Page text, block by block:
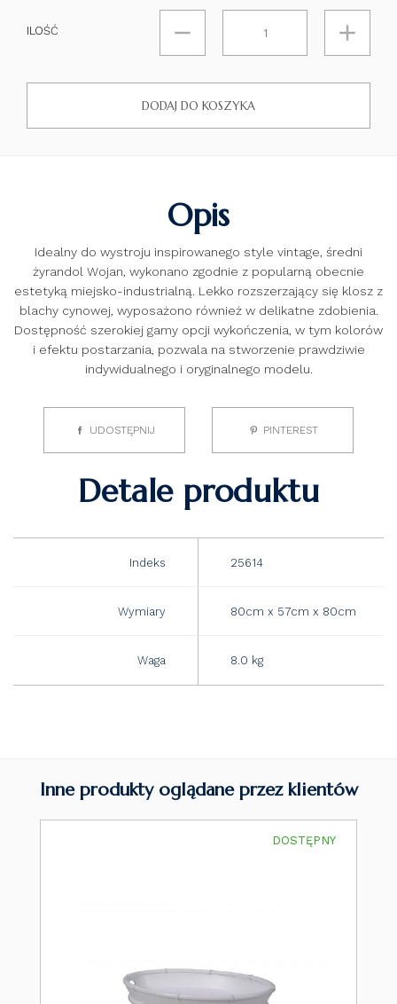
ILOŚĆ
DODAJ DO KOSZYKA
Opis
Idealny do wystroju inspirowanego style vintage, średni
żyrandol Wojan, wykonano zgodnie z popularną obecnie
estetyką miejsko-industrialną. Lekko rozszerzający się klosz z
blachy cynowej, wyposażono również w delikatne zdobienia.
Dostępność szerokiej gamy opcji wykończenia, w tym kolorów
i efektu postarzania, pozwala na stworzenie prawdziwie
indywidualnego i oryginalnego modelu.
UDOSTĘPNIJ PINTEREST
Detale produktu
Indeks 25614
Wymiary 80cm x 57cm x 80cm
Waga 8.0 kg
Inne produkty oglądane przez klientów
DOSTĘPNY